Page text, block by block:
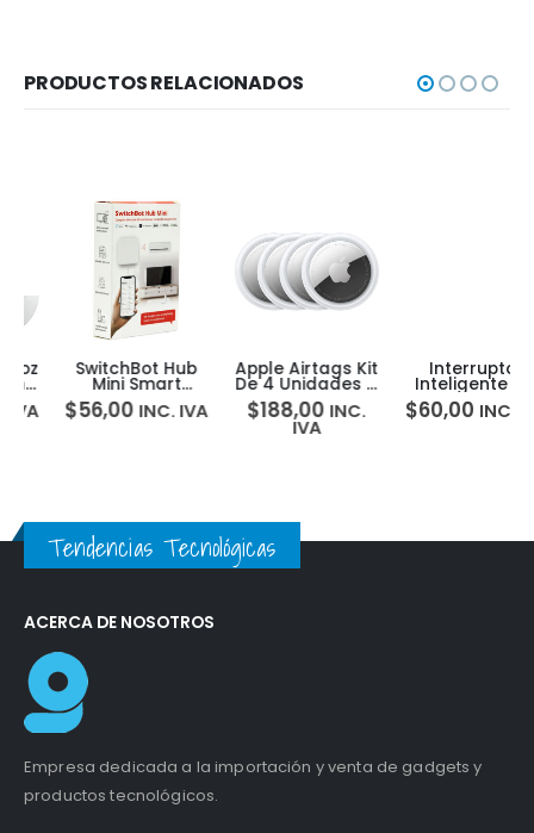
PRODUCTOS RELACIONADOS
SwitchBot Hub
Mini Smart
Remote IR –
Google Alexa
$56,00 INC. IVA
Apple Airtags Kit
De 4 Unidades –
Localizador
$ 188,00 INC.
IVA
Interruptor
Inteligente Luz
Smart Wifi Light
Switch Tp-link
$ 60,00 INC. IVA
Tendencias Tecnológicas
ACERCA DE NOSOTROS
Empresa dedicada a la importación y venta de gadgets y
productos tecnológicos.